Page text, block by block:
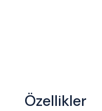
Özellikler